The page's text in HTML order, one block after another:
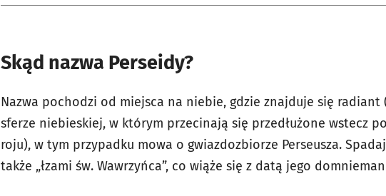
Skąd nazwa Perseidy?
Nazwa pochodzi od miejsca na niebie, gdzie znajduje się
sferze niebieskiej, w którym przecinają się przedłużone wstecz
roju), w tym przypadku mowa o gwiazdozbiorze Perseusza.
także „łzami św. Wawrzyńca”, co wiąże się z datą jego